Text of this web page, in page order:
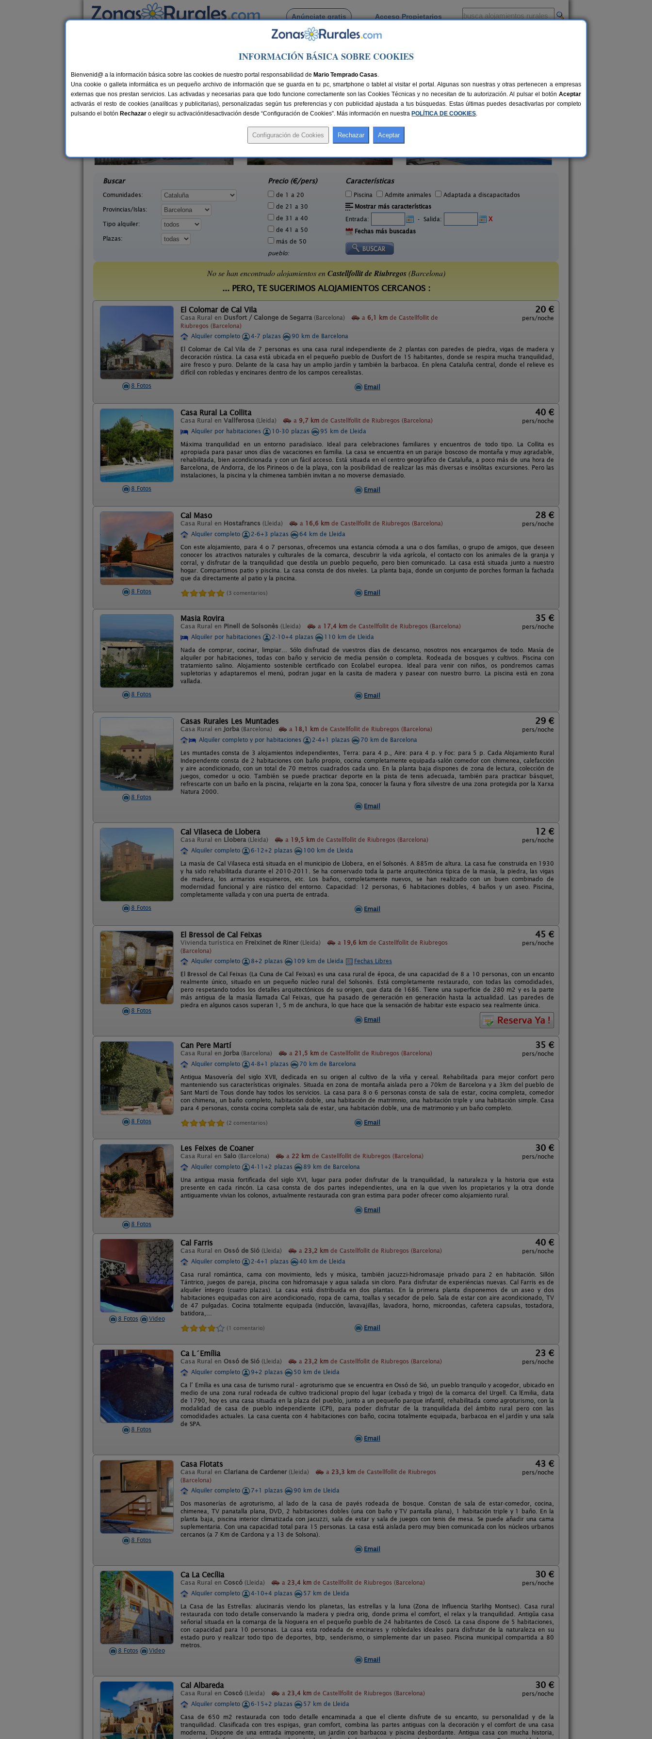
Anúnciate gratis Acceso Propietarios
Busca por pueblo
> Castellfollit de Riubregos
Casas Rurales cerca de Castellfollit de Riubregos
25 €
Cal Ponç de Belians
Buscar
Comunidades:
Provincias/Islas:
Tipo alquiler:
Plazas:
Precio (€/pers)
de 1 a 20
de 21 a 30
de 31 a 40
de 41 a 50
más de 50
pueblo:
Características
Piscina Admite animales
Adaptada a discapacitados
Mostrar más características
Entrada:
- Salida:
X
Fechas más buscadas
No se han encontrado alojamientos enCastellfollit de Riubregos(Barcelona)
... PERO, TE SUGERIMOS ALOJAMIENTOS CERCANOS :
8 Fotos
El Colomar de Cal Vila
Casa Rural en Dusfort / Calonge de Segarra (Barcelona) a 6,1 km de Castellfollit de
Riubregos (Barcelona)
20 €
pers/noche
Alquiler completo 4-7 plazas
90 km de Barcelona
El Colomar de Cal Vila de 7 personas es una casa rural independiente de 2 plantas con paredes de piedra, vigas de madera y
decoración rústica. La casa está ubicada en el pequeño pueblo de Dusfort de 15 habitantes, donde se respira mucha tranquilidad,
aire fresco y puro. Delante de la casa hay un amplio jardín y también la barbacoa. En plena Cataluña central, donde el relieve es
difícil con robledas y encinares dentro de los campos cerealistas.
Email
8 Fotos
Casa Rural La Collita
Casa Rural en Vallferosa (Lleida) a 9,7 km de Castellfollit de Riubregos (Barcelona)
40 €
pers/noche
Alquiler por habitaciones
10-30 plazas
95 km de Lleida
Máxima tranquilidad en un entorno paradisíaco. Ideal para celebraciones familiares y encuentros de todo tipo. La Collita es
apropiada para pasar unos días de vacaciones en familia. La casa se encuentra en un paraje boscoso de montaña y muy agradable,
rehabilitada, bien acondicionada y con un fácil acceso. Está situada en el centro geográfico de Cataluña, a poco más de una hora de
Barcelona, de Andorra, de los Pirineos o de la playa, con la posibilidad de realizar las más diversas e insólitas excursiones. Pero las
instalaciones, la piscina y la chimenea también invitan a no moverse demasiado.
Email
8 Fotos
Cal Maso
Casa Rural en Hostafrancs (Lleida) a 16,6 km de Castellfollit de Riubregos (Barcelona)
28 €
pers/noche
Alquiler completo
2-6+3 plazas
64 km de Lleida
Con este alojamiento, para 4 o 7 personas, ofrecemos una estancia cómoda a una o dos familias, o grupo de amigos, que deseen
conocer los atractivos naturales y culturales de la comarca, descubrir la vida agrícola, el contacto con los animales de la granja y
corral, y disfrutar de la tranquilidad que destila un pueblo pequeño, pero bien comunicado. La casa está situada junto a nuestro
hogar. Compartimos patio y piscina. La casa consta de dos niveles. La planta baja, donde un conjunto de porches forman la fachada
que da directamente al patio y la piscina.
(3 comentarios) Email
8 Fotos
Masia Rovira
Casa Rural en Pinell de Solsonès (Lleida) a 17,4 km de Castellfollit de Riubregos (Barcelona)
35 €
pers/noche
Alquiler por habitaciones
2-10+4 plazas
110 km de Lleida
Nada de comprar, cocinar, limpiar... Sólo disfrutad de vuestros días de descanso, nosotros nos encargamos de todo. Masía de
alquiler por habitaciones, todas con baño y servicio de media pensión o completa. Rodeada de bosques y cultivos. Piscina con
tratamiento salino. Alojamiento sostenible certificado con Ecolabel europea. Ideal para venir con niños, os pondremos camas
supletorias y adaptaremos el menú, podran jugar en la casita de madera y pasear con nuestro burro. La piscina està en zona
vallada.
Email
8 Fotos
Casas Rurales Les Muntades
Casa Rural enJorba (Barcelona) a 18,1 km de Castellfollit de Riubregos (Barcelona)
29 €
pers/noche
Alquiler completo y por habitaciones
2-4+1 plazas
70 km de Barcelona
Les muntades consta de 3 alojamientos independientes, Terra: para 4 p., Aire: para 4 p. y Foc: para 5 p. Cada Alojamiento Rural
Independente consta de 2 habitaciones con baño propio, cocina completamente equipada-salón comedor con chimenea, calefacción
y aire acondicionado, con un total de 70 metros cuadrados cada uno. En la planta baja dispones de zona de lectura, colección de
juegos, comedor u ocio. También se puede practicar deporte en la pista de tenis adecuada, también para practicar básquet,
refrescarte con un baño en la piscina, relajarte en la zona Spa, conocer la fauna y flora silvestre de una zona protegida por la Xarxa
Natura 2000.
Email
8 Fotos
Cal Vilaseca de Llobera
Casa Rural en Llobera (Lleida) a 19,5 km de Castellfollit de Riubregos (Barcelona)
12 €
pers/noche
Alquiler completo
6-12+2 plazas
100 km de Lleida
La masía de Cal Vilaseca está situada en el municipio de Llobera, en el Solsonés. A 885m de altura. La casa fue construida en 1930
y ha sido rehabilitada durante el 2010-2011. Se ha conservado toda la parte arquitectónica típica de la masía, la piedra, las vigas
de madera, los armarios esquineros, etc. Los baños, completamente nuevos, se han realizado con un buen combinado de
modernidad funcional y aire rústico del entorno. Capacidad: 12 personas, 6 habitaciones dobles, 4 baños y un aseo. Piscina,
completamente vallada y con una puerta de entrada.
Email
8 Fotos
El Bressol de Cal Feixas
Vivienda turística en Freixinet de Riner (Lleida) a 19,6 km de Castellfollit de Riubregos
(Barcelona)
45 €
pers/noche
Alquiler completo 8+2 plazas 109 km de Lleida
Fechas Libres
El Bressol de Cal Feixas (La Cuna de Cal Feixas) es una casa rural de época, de una capacidad de 8 a 10 personas, con un encanto
realmente único, situado en un pequeño núcleo rural del Solsonès. Está completamente restaurado, con todas las comodidades,
pero respetando todos los detalles arquitectónicos de su origen, que data de 1686. Tiene una superficie de 280 m2 y es la parte
más antigua de la masía llamada Cal Feixas, que ha pasado de generación en generación hasta la actualidad. Las paredes de
piedra en algunos casos superan 1, 5 m de anchura, lo que hace que la sensación de habitar este espacio sea realmente única.
Email
8 Fotos
Can Pere Martí
Casa Rural enJorba (Barcelona) a 21,5 km de Castellfollit de Riubregos (Barcelona)
35 €
pers/noche
Alquiler completo
4-8+1 plazas
70 km de Barcelona
Antigua Masovería del siglo XVII, dedicada en su origen al cultivo de la viña y cereal. Rehabilitada para mejor confort pero
manteniendo sus características originales. Situada en zona de montaña aislada pero a 70km de Barcelona y a 3km del pueblo de
Sant Martí de Tous donde hay todos los servicios. La casa para 8 o 6 personas consta de sala de estar, cocina completa, comedor
con chimena, un baño completo, habitación doble, una habitación de matrimnio, una habitación triple y una habitación simple. Casa
para 4 personas, consta cocina completa sala de estar, una habitación doble, una de matrimonio y un baño completo.
(2 comentarios) Email
8 Fotos
Les Feixes de Coaner
Casa Rural en Salo (Barcelona) a 22 km de Castellfollit de Riubregos (Barcelona)
30 €
pers/noche
Alquiler completo
4-11+2 plazas
89 km de Barcelona
Una antigua masia fortificada del siglo XVI, lugar para poder disfrutar de la tranquilidad, la naturaleza y la historia que esta
presente en cada rincón. La casa consta de dos partes independientes, una en la que viven los propietarios y la otra donde
antiguamente vivian los colonos, avtualmente restaurada con gran estima para poder ofrecer como alojamiento rural.
Email
8 Fotos Video
Cal Farris
Casa Rural en Ossó de Sió (Lleida) a 23,2 km de Castellfollit de Riubregos (Barcelona)
40 €
pers/noche
Alquiler completo
2-4+1 plazas
40 km de Lleida
Casa rural romántica, cama con movimiento, leds y música, también jacuzzi-hidromasaje privado para 2 en habitación. Sillón
Tántrico, juegos de pareja, piscina con hidromasaje y agua salada sin cloro. Para disfrutar de experiéncias nuevas. Cal Farris es de
alquiler íntegro (cuatro plazas). La casa está distribuida en dos plantas. En la primera planta disponemos de un aseo y dos
habitaciones equipadas con aire acondicionado, ropa de cama, toallas y secador de pelo. Sala de estar con aire acondicionado, TV
de 47 pulgadas. Cocina totalmente equipada (inducción, lavavajillas, lavadora, horno, microondas, cafetera capsulas, tostadora,
batidora,...
(1 comentario) Email
8 Fotos
Ca L´Emília
Casa Rural en Ossó de Sió (Lleida) a 23,2 km de Castellfollit de Riubregos (Barcelona)
23 €
pers/noche
Alquiler completo
9+2 plazas
50 km de Lleida
Ca l’ Emília es una casa de turismo rural - agroturismo que se encuentra en Ossó de Sió, un pueblo tranquilo y acogedor, ubicado en
medio de una zona rural rodeada de cultivo tradicional propio del lugar (cebada y trigo) de la comarca del Urgell. Ca lEmilia, data
de 1790, hoy es una casa situada en la plaza del pueblo, junto a un pequeño parque infantil, rehabilitada como agroturismo, con la
modalidad de casa de pueblo independiente (CPI), para poder disfrutar de la tranquilidada del ámbito rural pero con las
comodidades actuales. La casa cuenta con 4 habitaciones con baño, cocina totalmente equipada, barbacoa en el jardín y una sala
de SPA.
Email
8 Fotos
Casa Flotats
Casa Rural en Clariana de Cardener (Lleida) a 23,3 km de Castellfollit de Riubregos
(Barcelona)
43 €
pers/noche
Alquiler completo 7+1 plazas
90 km de Lleida
Dos masonerías de agroturismo, al lado de la casa de payés rodeada de bosque. Constan de sala de estar-comedor, cocina,
chimenea, TV panatalla plana, DVD, 2 habitaciones dobles (una con baño y TV pantalla plana), 1 habitación triple y 1 baño. En la
planta baja, piscina interior climatizada con jacuzzi, sala de estar y sala de juegos con tenis de mesa. Se puede añadir una cama
suplementaria. Con una capacidad total para 15 personas. La casa está aislada pero muy bien comunicada con los núcleos urbanos
cercanos (a 7 Km de Cardona y a 13 de Solsona).
Email
8 Fotos Video
Ca La Cecília
Casa Rural en Coscó (Lleida) a 23,4 km de Castellfollit de Riubregos (Barcelona)
30 €
pers/noche
Alquiler completo
4-10+4 plazas
57 km de Lleida
La Casa de las Estrellas: alucinarás viendo los planetas, las estrellas y la luna (Zona de Influencia Starlihg Montsec). Casa rural
restaurada con todo detalle conservando la madera y piedra orig, donde prima el comfort, el relax y la tranquilidad. Antigüa casa
señorial situada en la comarga de la Noguera en el pequeño pueblo de 24 habitantes de Coscó. La casa dispone de 5 habitaciones,
con capacidad para 10 personas. La casa esta rodeada de encinares y robledales ideales para disfrutar de la naturaleza en su
estado puro y realizar todo tipo de deportes, btp, senderismo, o simplemente dar un paseo. Piscina municipal compartida a 80
metros.
Email
Cal Albareda
Casa Rural en Coscó (Lleida) a 23,4 km de Castellfollit de Riubregos (Barcelona)
30 €
pers/noche
Alquiler completo
6-15+2 plazas
57 km de Lleida
Casa de 650 m2 restaurada con todo detalle encaminada a que el cliente disfrute de su encanto, su personalidad y de la
tranquilidad. Clasificada con tres espigas, gran comfort, combina las partes antiguas con la decoración y el comfort de una casa
moderna. Dispone de una entrada imponente, un jardin con barbacoa y piscina desbordante. Antigua casa con mucha historia,
INFORMACIÓN BÁSICA SOBRE COOKIES
Bienvenid@ a la información básica sobre las cookies de nuestro portal responsabilidad de Mario Temprado Casas.
Una cookie o galleta informática es un pequeño archivo de información que se guarda en tu pc, smartphone o tablet al visitar el portal. Algunas son nuestras y otras pertenecen a empresas
externas que nos prestan servicios. Las activadas y necesarias para que todo funcione correctamente son las Cookies Técnicas y no necesitan de tu autorización. Al pulsar el botón Aceptar
activarás el resto de cookies (analíticas y publicitarias), personalizadas según tus preferencias y con publicidad ajustada a tus búsquedas. Estas últimas puedes desactivarlas por completo
pulsando el botón Rechazar o elegir su activación/desactivación desde “Configuración de Cookies”. Más información en nuestra POLÍTICA DE COOKIES.